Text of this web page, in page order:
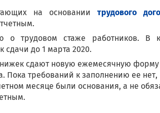
на основаниитрудового
трудовом стаже работников. В
до 1 марта 2020.
сдают новую ежемесячную форму
Пока требований к заполнению ее нет,
месяце были основания, а не